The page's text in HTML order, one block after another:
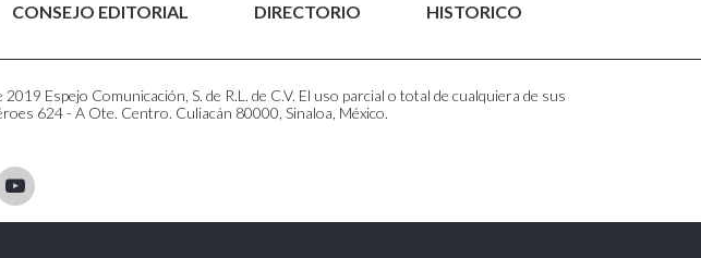
CONSEJO EDITORIAL DIRECTORIO HISTORICO
Espejo Comunicación, S. de R.L. de C.V. El uso parcial o total de cualquiera de sus
624 - A Ote. Centro. Culiacán 80000, Sinaloa, México.